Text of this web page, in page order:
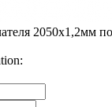
2050х1,2мм